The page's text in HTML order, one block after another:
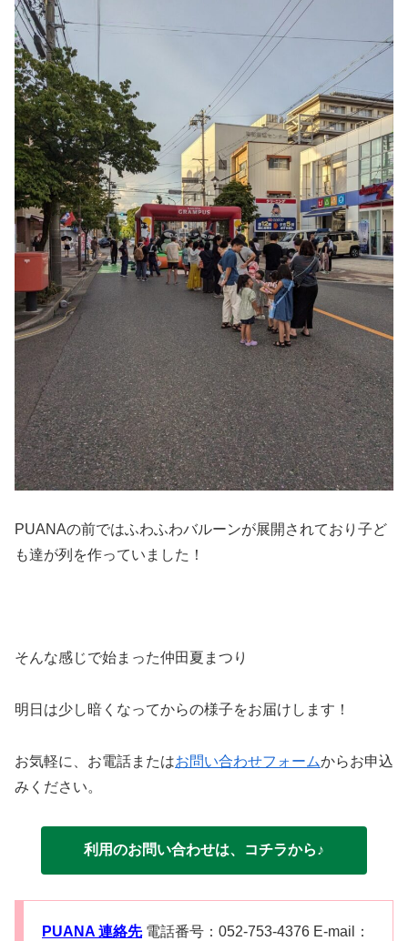
PUANAの前ではふわふわバルーンが展開されており子ど
も達が列を作っていました！
そんな感じで始まった仲田夏まつり
明日は少し暗くなってからの様子をお届けします！
お気軽に、お電話またはお問い合わせフォームからお申込
みください。
利用のお問い合わせは、コチラから♪
PUANA 連絡先電話番号：052-753-4376 E-mail：